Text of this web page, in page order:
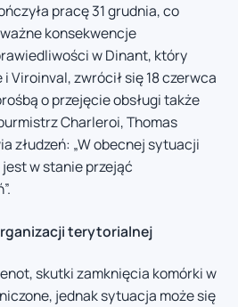
pracę 31 grudnia, co
konsekwencje
w Dinant, który
Viroinval, zwrócił się 18 czerwca
o przejęcie obsługi także
Charleroi, Thomas
złudzeń: „W obecnej sytuacji
w stanie przejąć
terytorialnej
skutki zamknięcia komórki w
jednak sytuacja może się